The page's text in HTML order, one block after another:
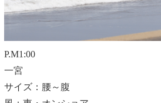
P.M1:00
一宮
サイズ：腰～腹